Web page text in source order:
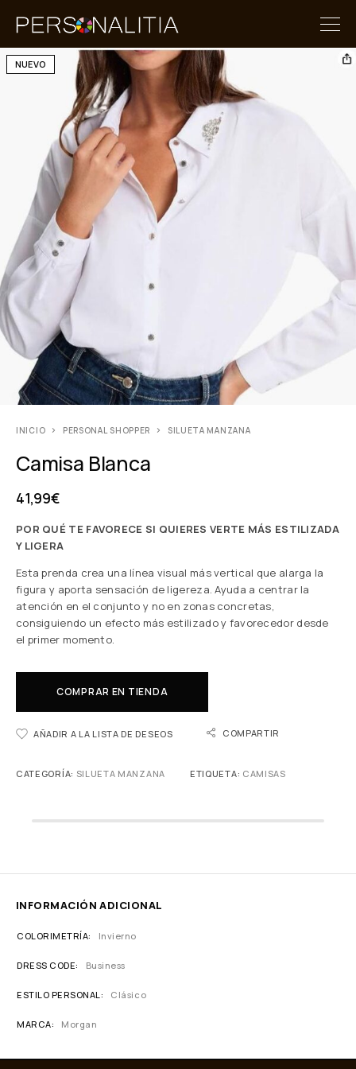
NUEVO
INICIO PERSONAL SHOPPER SILUETA MANZANA
Camisa Blanca
41,99€
POR QUÉ TE FAVORECE SI QUIERES VERTE MÁS ESTILIZADA
Y LIGERA
Esta prenda crea una línea visual más vertical que alarga la
figura y aporta sensación de ligereza. Ayuda a centrar la
atención en el conjunto y no en zonas concretas,
consiguiendo un efecto más estilizado y favorecedor desde
el primer momento.
COMPRAR EN TIENDA
AÑADIR A LA LISTA DE DESEOS COMPARTIR
CATEGORÍA: SILUETA MANZANA ETIQUETA: CAMISAS
INFORMACIÓN ADICIONAL
COLORIMETRÍA Invierno
DRESS CODE Business
ESTILO PERSONAL Clásico
MARCA Morgan